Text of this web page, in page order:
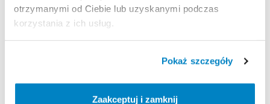
otrzymanymi od Ciebie lub uzyskanymi podczas
korzystania z ich usług.
Pokaż szczegóły
Zaakceptuj i zamknij
Regulamin wypożyczalni
Nie pobieramy kaucji za wypożyczenie tego